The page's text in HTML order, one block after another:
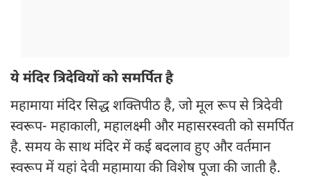
ये मंदिर त्रिदेवियों को समर्पित है
महामाया मंदिर सिद्ध शक्तिपीठ है, जो मूल रूप से त्रिदेवी
स्वरूप- महाकाली, महालक्ष्मी और महासरस्वती को समर्पित
है. समय के साथ मंदिर में कई बदलाव हुए और वर्तमान
स्वरूप में यहां देवी महामाया की विशेष पूजा की जाती है.